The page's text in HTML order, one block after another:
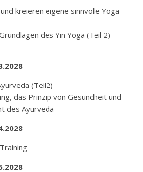
kreieren eigene sinnvolle Yoga
des Yin Yoga (Teil 2)
(Teil2)
das Prinzip von Gesundheit und
des Ayurveda